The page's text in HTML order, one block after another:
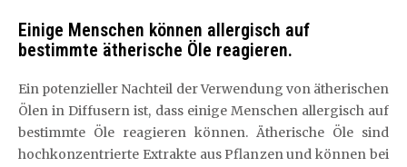
Einige Menschen können allergisch auf
bestimmte ätherische Öle reagieren.
Ein potenzieller Nachteil der Verwendung von ätherischen
Ölen in Diffusern ist, dass einige Menschen allergisch auf
bestimmte Öle reagieren können. Ätherische Öle sind
hochkonzentrierte Extrakte aus Pflanzen und können bei